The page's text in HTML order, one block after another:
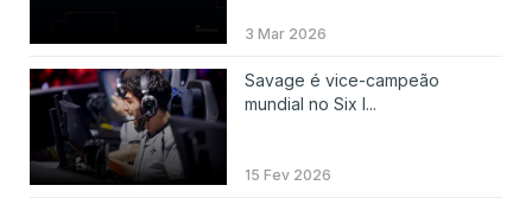
3 Mar 2026
Savage é vice-campeão
mundial no Six I...
15 Fev 2026